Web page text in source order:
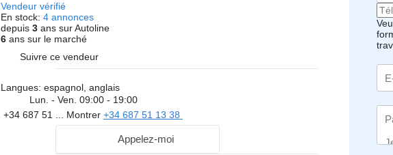
Vendeur vérifié
En stock: 4 annonces
depuis 3ans sur Autoline
6ans sur le marché
Suivre ce vendeur
Langues: espagnol, anglais
Lun. - Ven. 09:00 - 19:00
+34 687 51 ... Montrer +34 687 51 13 38
Appelez-moi